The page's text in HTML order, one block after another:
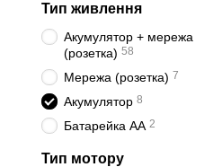
Тип живлення
Акумулятор + мережа
(розетка) 58
Мережа (розетка) 7
Акумулятор 8
Батарейка AA 2
Тип мотору